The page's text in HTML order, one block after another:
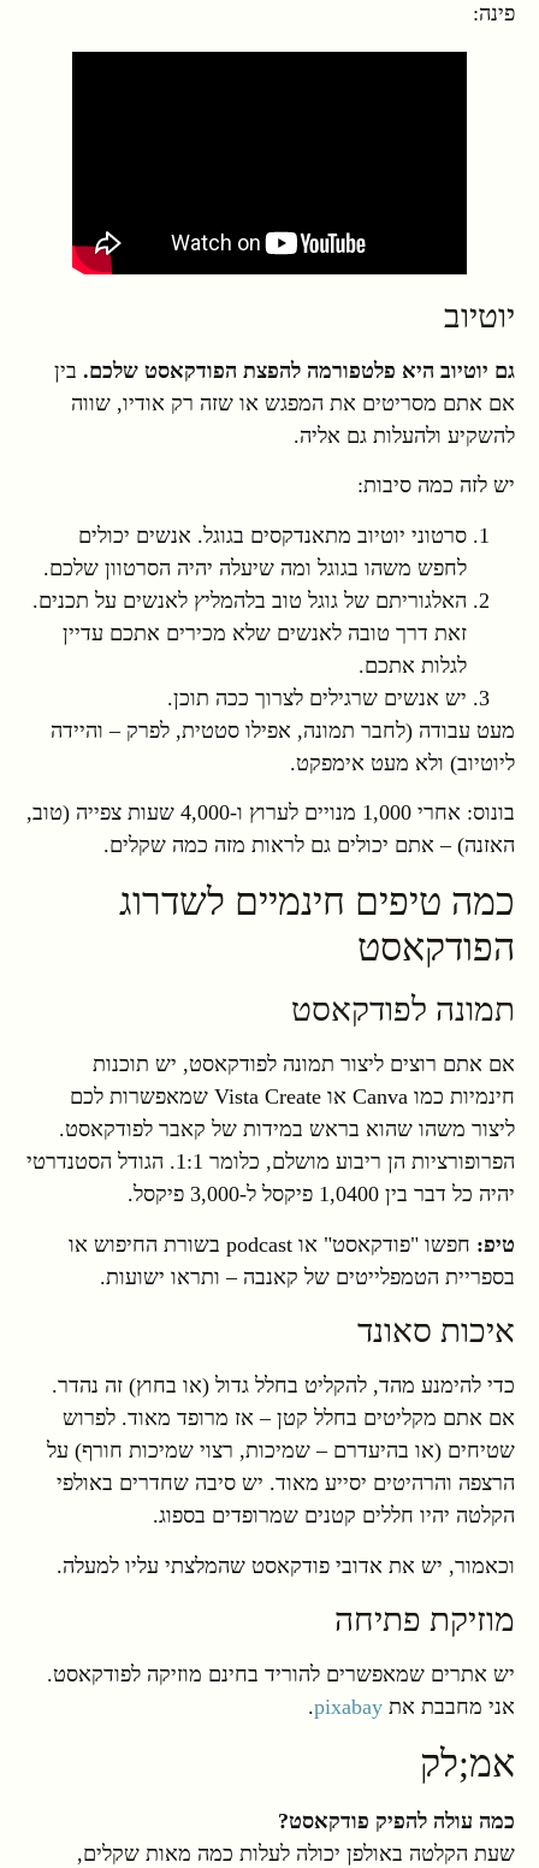
פינה:
יוטיוב
גם יוטיוב היא פלטפורמה להפצת הפודקאסט שלכם. בין
אם אתם מסריטים את המפגש או שזה רק אודיו, שווה
להשקיע ולהעלות גם אליה.
יש לזה כמה סיבות:
סרטוני יוטיוב מתאנדקסים בגוגל. אנשים יכולים
לחפש משהו בגוגל ומה שיעלה יהיה הסרטוון שלכם.
האלגוריתם של גוגל טוב בלהמליץ לאנשים על תכנים.
זאת דרך טובה לאנשים שלא מכירים אתכם עדיין
לגלות אתכם.
יש אנשים שרגילים לצרוך ככה תוכן.
מעט עבודה (לחבר תמונה, אפילו סטטית, לפרק – והיידה
ליוטיוב) ולא מעט אימפקט.
בונוס: אחרי 1,000 מנויים לערוץ ו-4,000 שעות צפייה (טוב,
האזנה) – אתם יכולים גם לראות מזה כמה שקלים.
כמה טיפים חינמיים לשדרוג
הפודקאסט
תמונה לפודקאסט
אם אתם רוצים ליצור תמונה לפודקאסט, יש תוכנות
חינמיות כמו Canva או Vista Create שמאפשרות לכם
ליצור משהו שהוא בראש במידות של קאבר לפודקאסט.
הפרופורציות הן ריבוע מושלם, כלומר 1:1. הגודל הסטנדרטי
יהיה כל דבר בין 1,0400 פיקסל ל-3,000 פיקסל.
טיפ:
חפשו "פודקאסט" או podcast בשורת החיפוש או
בספריית הטמפלייטים של קאנבה – ותראו ישועות.
איכות סאונד
כדי להימנע מהד, להקליט בחלל גדול (או בחוץ) זה נהדר.
אם אתם מקליטים בחלל קטן – אז מרופד מאוד. לפרוש
שטיחים (או בהיעדרם – שמיכות, רצוי שמיכות חורף) על
הרצפה והרהיטים יסייע מאוד. יש סיבה שחדרים באולפי
הקלטה יהיו חללים קטנים שמרופדים בספוג.
וכאמור, יש את אדובי פודקאסט שהמלצתי עליו למעלה.
מוזיקת פתיחה
יש אתרים שמאפשרים להוריד בחינם מוזיקה לפודקאסט.
אני מחבבת את pixabay
.
אמ;לק
כמה עולה להפיק פודקאסט?
שעת הקלטה באולפן יכולה לעלות כמה מאות שקלים,